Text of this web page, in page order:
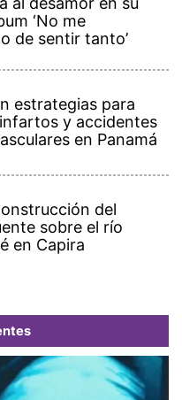
‘No me
de sentir tanto’
estrategias para
y accidentes
en Panamá
del
sobre el río
en Capira